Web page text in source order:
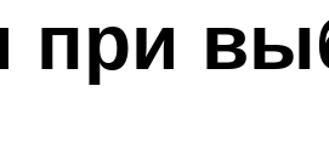
при